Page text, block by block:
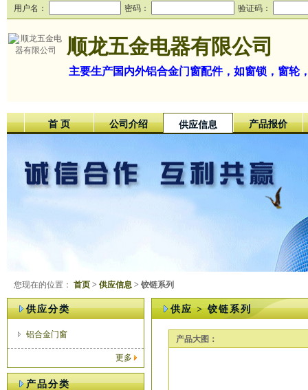
用户名： 密码： 验证码：
顺龙五金电器有限公司
主要生产国内外铝合金门窗配件，如窗锁，窗轮
首 页 公司介绍 供应信息 产品报价
您现在的位置： 首页 > 供应信息 > 铰链系列
供应分类
铝合金门窗
更多
产品分类
供应 > 铰链系列
产品大图：